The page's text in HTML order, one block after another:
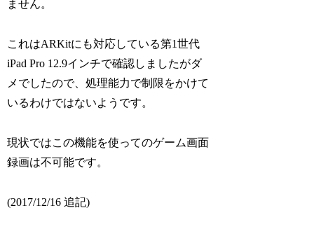
ません。
これはARKitにも対応している第1世代
iPad Pro 12.9インチで確認しましたがダ
メでしたので、処理能力で制限をかけて
いるわけではないようです。
現状ではこの機能を使ってのゲーム画面
録画は不可能です。
(2017/12/16 追記)